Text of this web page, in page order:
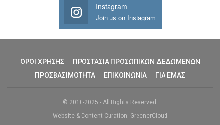
Instagram
Join us on Instagram
ΟΡΟΙ ΧΡΗΣΗΣ
ΠΡΟΣΤΑΣΙΑ ΠΡΟΣΩΠΙΚΩΝ ΔΕΔΩΜΕΝΩΝ
ΠΡΟΣΒΑΣΙΜΟΤΗΤΑ
ΕΠΙΚΟΙΝΩΝΙΑ ΓΙΑ ΕΜΑΣ
© 2010-2025 - All Rights Reserved.
Website & Content Curation: GreenerCloud